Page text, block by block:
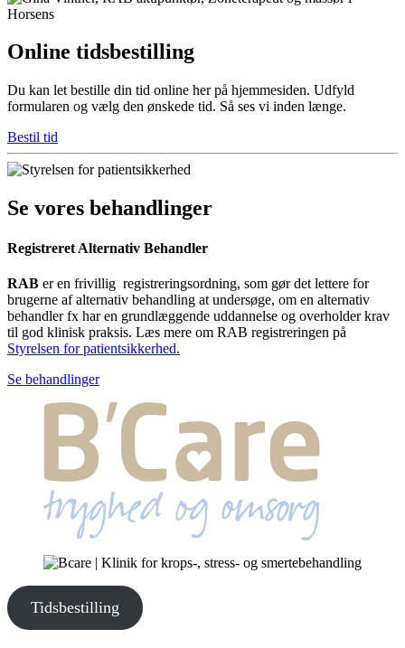
Online tidsbestilling
Du kan let bestille din tid online her på hjemmesiden. Udfyld
formularen og vælg den ønskede tid. Så ses vi inden længe.
Bestil tid
Se vores behandlinger
Registreret Alternativ Behandler
RAB er en frivillig registreringsordning, som gør det lettere for
brugerne af alternativ behandling at undersøge, om en alternativ
behandler fx har en grundlæggende uddannelse og overholder krav
til god klinisk praksis. Læs mere om RAB registreringen på
Styrelsen for patientsikkerhed.
Se behandlinger
Tidsbestilling